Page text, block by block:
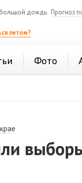
дождь Прогноз
летом?
Фото